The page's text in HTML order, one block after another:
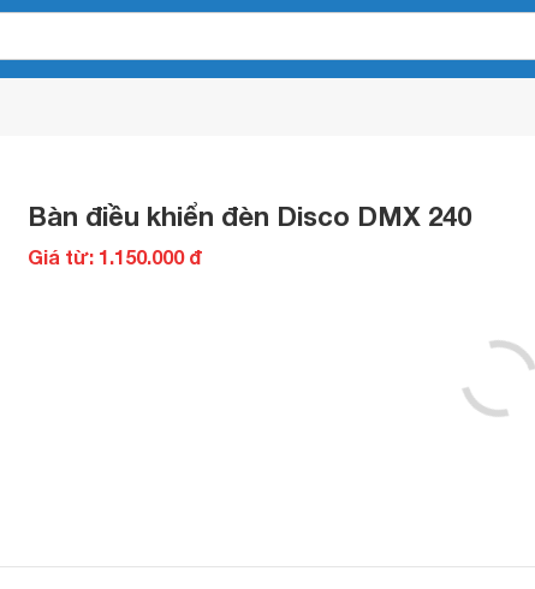
Bàn điều khiển đèn Disco DMX 240
Giá từ: 1.150.000 đ